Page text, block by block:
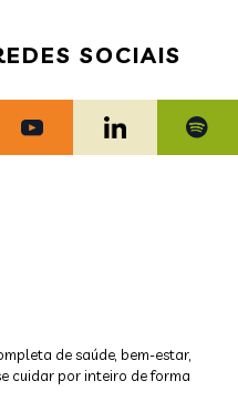
SOCIAIS
de saúde, bem-estar,
cuidar por inteiro de forma